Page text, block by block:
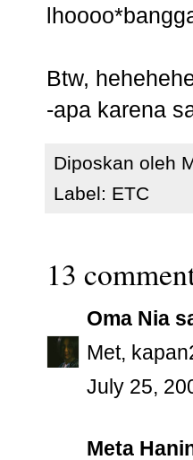
Btw,
-apa karena
Diposkan oleh
Label: ETC
13
Oma Nia
Met,
July 25,
Meta